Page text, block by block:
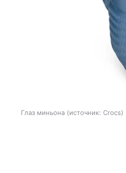
Глаз миньона источник: Crocs